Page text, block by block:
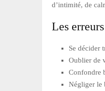
d’intimité, de
Les
Se décider
Oublier de
Confondre
Négliger le